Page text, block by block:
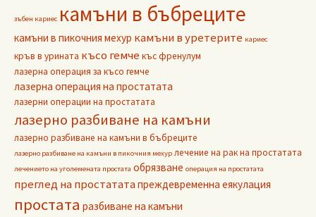
зъбен кариес камъни в бъбреците
камъни в пикочния мехур камъни в уретерите кариес
кръв в урината късо гемче къс френулум
лазерна операция за късо гемче
лазерна операция на простатата
лазерни операции на простатата
лазерно разбиване на камъни
лазерно разбиване на камъни в бъбреците
лазерно разбиване на камъни в пикочния мехур лечение на рак на простатата
лечението на уголемената простата обрязване операция на простатата
преглед на простататапреждевременна еякулация
простата разбиване на камъни